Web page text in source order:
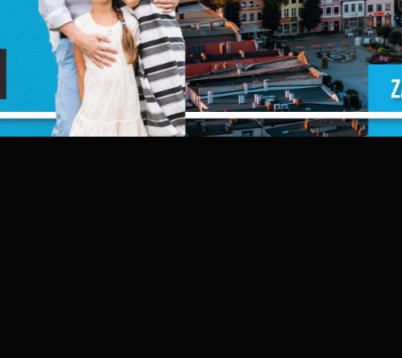
POPRZEDNI NASTĘPNY
nas usług.
Pliki cookies odpowiadają na podejmowane przez Ciebie działania w celu
m.in. dostosowania Twoich ustawień preferencji prywatności, logowania czy
wypełniania formularzy. Dzięki plikom cookies strona, z której korzystasz,
może działać bez zakłóceń.
Więcej
Funkcjonalne i personalizacyjne
Tego typu pliki cookies umożliwiają stronie internetowej zapamiętanie
ZAPISZ WYBRANE